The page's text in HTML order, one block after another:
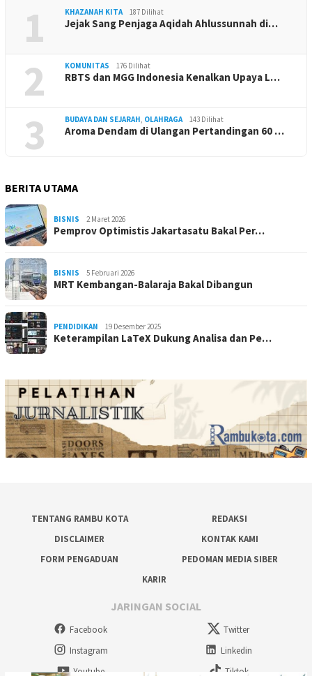
1 KHAZANAH KITA 187 Dilihat
Jejak Sang Penjaga Aqidah Ahlussunnah di…
2 KOMUNITAS 176 Dilihat
RBTS dan MGG Indonesia Kenalkan Upaya L…
3 BUDAYA DAN SEJARAH, OLAHRAGA 143 Dilihat
Aroma Dendam di Ulangan Pertandingan 60 …
BERITA UTAMA
BISNIS 2 Maret 2026
Pemprov Optimistis Jakartasatu Bakal Per…
BISNIS 5 Februari 2026
MRT Kembangan-Balaraja Bakal Dibangun
PENDIDIKAN 19 Desember 2025
Keterampilan LaTeX Dukung Analisa dan Pe…
TENTANG RAMBU KOTA
REDAKSI
DISCLAIMER
KONTAK KAMI
FORM PENGADUAN
PEDOMAN MEDIA SIBER
KARIR
JARINGAN SOCIAL
Facebook
Twitter
Instagram
Linkedin
Youtube
Tiktok